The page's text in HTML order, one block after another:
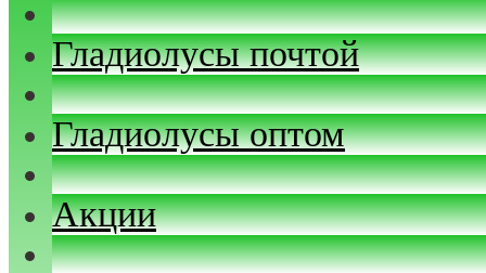
Гладиолусы почтой
Гладиолусы оптом
Акции